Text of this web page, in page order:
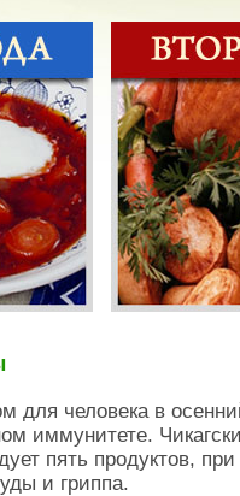
человека в
иммунитете.
пять продуктов,
и гриппа.